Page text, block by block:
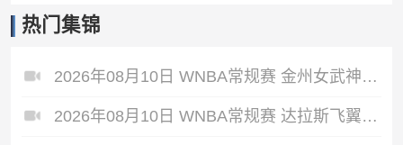
热门集锦
2026年08月10日 WNBA常规赛 金州女武神 84 - 78 洛杉矶火花 全场集锦
2026年08月10日 WNBA常规赛 达拉斯飞翼 90 - 103 明尼苏达山猫 全场集锦